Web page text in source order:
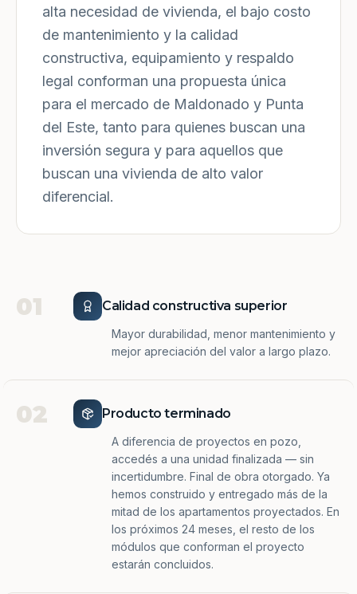
alta necesidad de vivienda, el bajo costo
de mantenimiento y la calidad
constructiva, equipamiento y respaldo
legal conforman una propuesta única
para el mercado de Maldonado y Punta
del Este, tanto para quienes buscan una
inversión segura y para aquellos que
buscan una vivienda de alto valor
diferencial.
01 Calidad constructiva superior
Mayor durabilidad, menor mantenimiento y
mejor apreciación del valor a largo plazo.
02 Producto terminado
A diferencia de proyectos en pozo,
accedés a una unidad finalizada — sin
incertidumbre. Final de obra otorgado. Ya
hemos construido y entregado más de la
mitad de los apartamentos proyectados. En
los próximos 24 meses, el resto de los
módulos que conforman el proyecto
estarán concluidos.